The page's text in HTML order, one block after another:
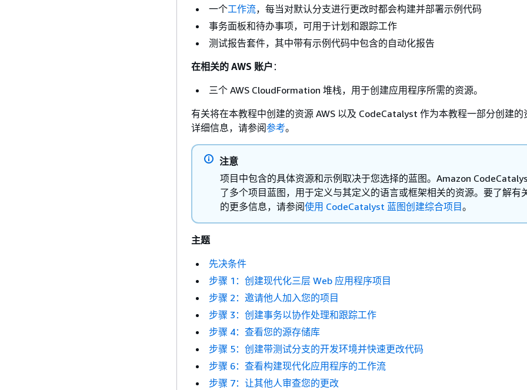
一个工作流，每当对默认分支进行更改时都会构建并部署示例代码
事务面板和待办事项，可用于计划和跟踪工作
测试报告套件，其中带有示例代码中包含的自动化报告
在相关的 AWS 账户 ：
三个 AWS CloudFormation 堆栈，用于创建应用程序所需的资源。
有关将在本教程中创建的资源 AWS 以及 CodeCatalyst 作为本教程一部分创建的
详细信息，请参阅参考。
注意
项目中包含的具体资源和示例取决于您选择的蓝图。Amazon
了多个项目蓝图，用于定义与其定义的语言或框架相关的资源。要了解有
的更多信息，请参阅使用 CodeCatalyst 蓝图创建综合项目。
主题
先决条件
步骤 1：创建现代化三层 Web 应用程序项目
步骤 2：邀请他人加入您的项目
步骤 3：创建事务以协作处理和跟踪工作
步骤 4：查看您的源存储库
步骤 5：创建带测试分支的开发环境并快速更改代码
步骤 6：查看构建现代化应用程序的工作流
步骤 7：让其他人审查您的更改